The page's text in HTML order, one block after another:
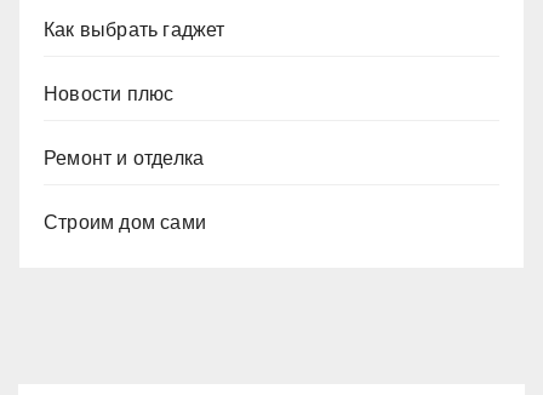
Как выбрать гаджет
Новости плюс
Ремонт и отделка
Строим дом сами